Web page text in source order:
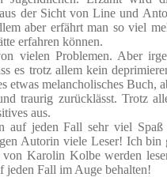
der Sicht von Line und
aber erfährt man so viel
erfahren können.
vielen Problemen. Aber
es trotz allem kein
etwas melancholisches Buch,
traurig zurücklässt. Trotz
aus.
auf jeden Fall sehr viel Spaß
Autorin viele Leser! Ich bin
Karolin Kolbe werden
jeden Fall im Auge behalten!